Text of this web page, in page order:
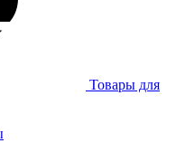
Товары для